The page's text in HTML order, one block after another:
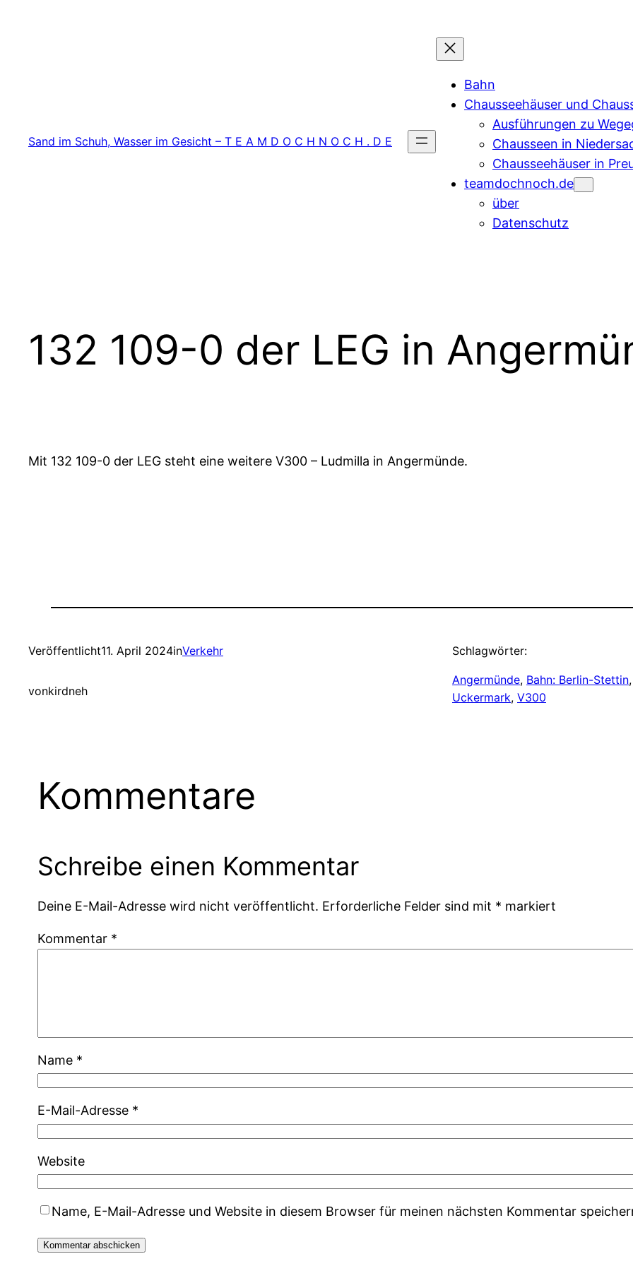
Sand im Schuh, Wasser im Gesicht – T E A M D O C H N O C H . D E
Bahn
Chausseehäuser und
Ausführungen zu
Chausseen in
Chausseehäuser in
teamdochnoch.de
über
Datenschutz
132 109-0 der LEG in
Mit 132 109-0 der LEG steht eine weitere V300 – Ludmilla in Angermünde.
Veröffentlicht11. April 2024inVerkehr
vonkirdneh
Schlagwörter:
Angermünde, Bahn: Berlin-Stettin
Uckermark, V300
Kommentare
Schreibe einen Kommentar
Deine E-Mail-Adresse wird nicht veröffentlicht. Erforderliche Felder sind mit * markiert
Kommentar *
Name *
E-Mail-Adresse *
Website
Name, E-Mail-Adresse und Website in diesem Browser für meinen nächsten Kommentar